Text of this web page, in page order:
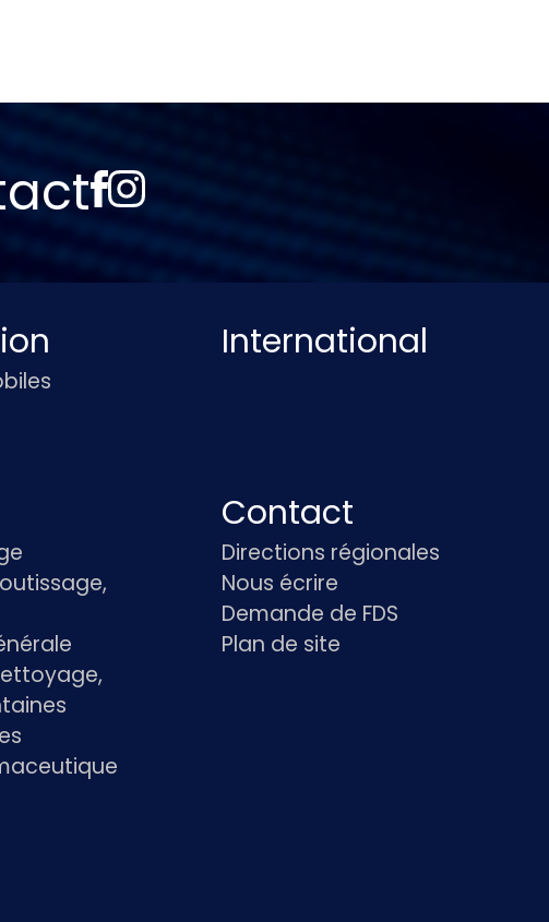
International
Contact
Directions régionales
Nous écrire
Demande de FDS
Plan de site